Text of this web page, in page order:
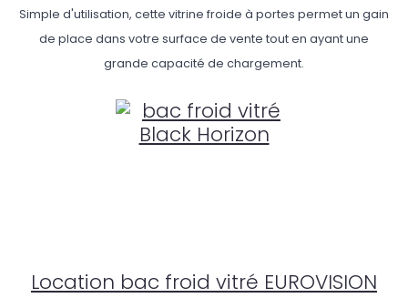
Simple d'utilisation, cette vitrine froide à portes permet un gain
de place dans votre surface de vente tout en ayant une
grande capacité de chargement.
Location bac froid vitré EUROVISION